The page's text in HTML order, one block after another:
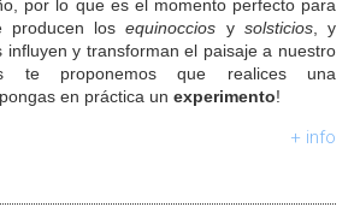
por lo que es el momento perfecto para
producen losequinoccios y solsticios, y
influyen y transforman el paisaje a nuestro
te proponemos que realices una
en práctica un experimento!
+ info